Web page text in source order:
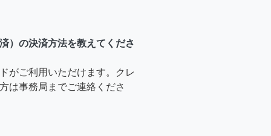
）の決済方法を教えてくださ
がご利用いただけます。クレ
は事務局までご連絡くださ